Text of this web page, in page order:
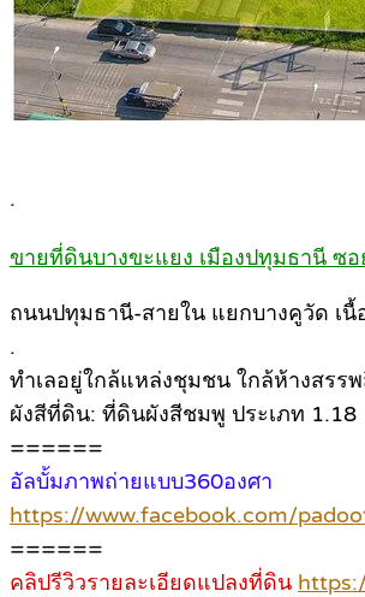
.
ขายที่ดินบางขะแยง เมืองปทุมธานี ซ
ถนนปทุมธานี-สายใน แยกบางคูวัด เ
.
ทำเลอยู่ใกล้แหล่งชุมชน ใกล้ห้างสรร
ผังสีที่ดิน: ที่ดินผังสีชมพู ประเภท 1.18
======
อัลบั้มภาพถ่ายแบบ360องศา
https://www.facebook.com/
======
คลิปรีวิวรายละเอียดแปลงที่ดิน